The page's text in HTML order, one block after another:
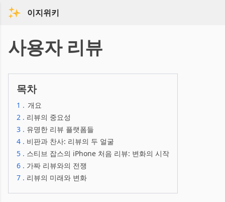
이지위키
사용자 리뷰
목차
1 . 개요
2 . 리뷰의 중요성
3 . 유명한 리뷰 플랫폼들
4 . 비판과 찬사: 리뷰의 두 얼굴
5 . 스티브 잡스의 iPhone 처음 리뷰: 변화의 시작
6 . 가짜 리뷰와의 전쟁
7 . 리뷰의 미래와 변화